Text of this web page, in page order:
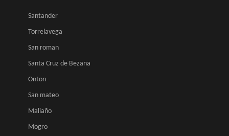
Santander
Torrelavega
San roman
Santa Cruz de Bezana
Onton
San mateo
Maliaño
Mogro